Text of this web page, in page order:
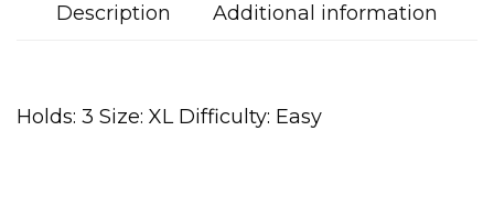
Description Additional information
Holds: 3 Size: XL Difficulty: Easy